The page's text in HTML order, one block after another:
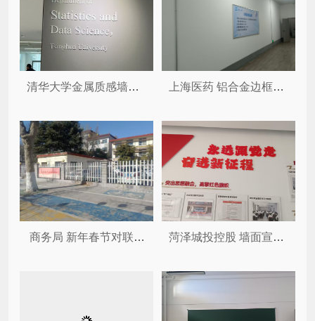
清华大学金属质感墙体装饰字 ... 上海医药 铝合金边框制度牌
商务局 新年春节对联和大红灯... 菏泽城投控股 墙面宣传标语